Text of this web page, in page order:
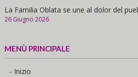
La Familia Oblata se une al dolor del
26 Giugno 2026
MENÙ PRINCIPALE
- Inizio